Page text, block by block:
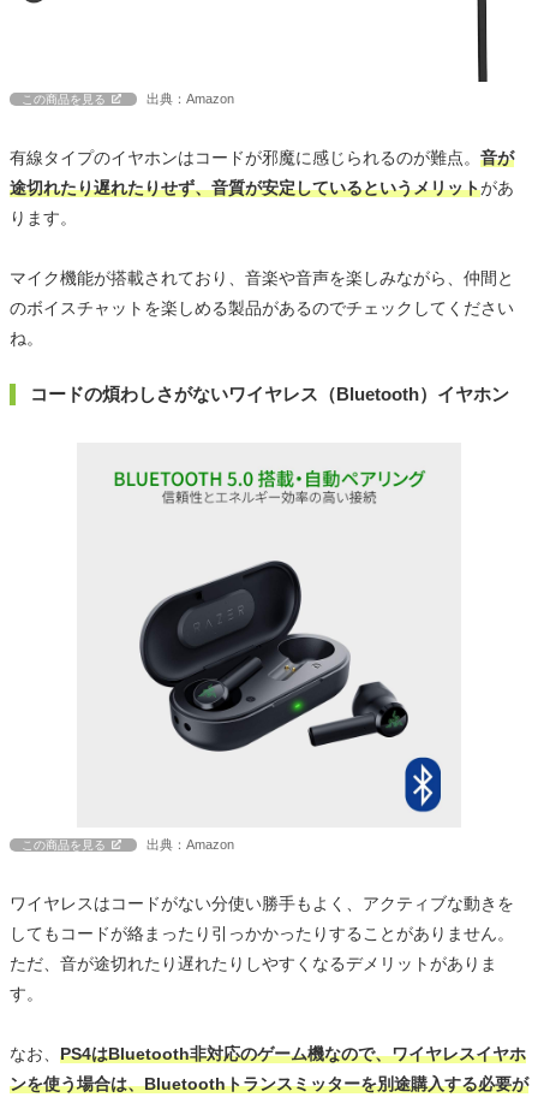
この商品を見る 出典：Amazon
有線タイプのイヤホンはコードが邪魔に感じられるのが難点。 音が
途切れたり遅れたりせず、音質が安定しているというメリットがあ
ります。
マイク機能が搭載されており、音楽や音声を楽しみながら、仲間と
のボイスチャットを楽しめる製品があるのでチェックしてください
ね。
コードの煩わしさがないワイヤレス（Bluetooth）イヤホン
この商品を見る 出典：Amazon
ワイヤレスはコードがない分使い勝手もよく、アクティブな動きを
してもコードが絡まったり引っかかったりすることがありません。
ただ、音が途切れたり遅れたりしやすくなるデメリットがありま
す。
なお、 PS4はBluetooth非対応のゲーム機なので、ワイヤレスイヤホ
ンを使う場合は、Bluetoothトランスミッターを別途購入する必要が